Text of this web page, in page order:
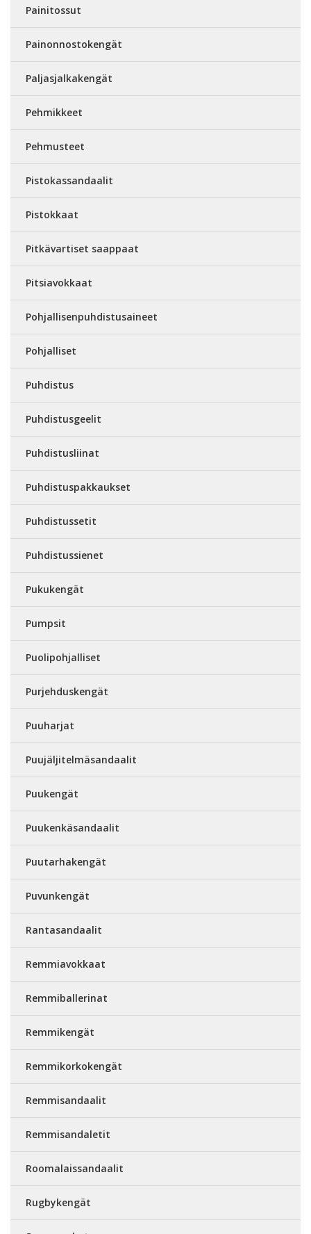
Painitossut
Painonnostokengät
Paljasjalkakengät
Pehmikkeet
Pehmusteet
Pistokassandaalit
Pistokkaat
Pitkävartiset saappaat
Pitsiavokkaat
Pohjallisenpuhdistusaineet
Pohjalliset
Puhdistus
Puhdistusgeelit
Puhdistusliinat
Puhdistuspakkaukset
Puhdistussetit
Puhdistussienet
Pukukengät
Pumpsit
Puolipohjalliset
Purjehduskengät
Puuharjat
Puujäljitelmäsandaalit
Puukengät
Puukenkäsandaalit
Puutarhakengät
Puvunkengät
Rantasandaalit
Remmiavokkaat
Remmiballerinat
Remmikengät
Remmikorkokengät
Remmisandaalit
Remmisandaletit
Roomalaissandaalit
Rugbykengät